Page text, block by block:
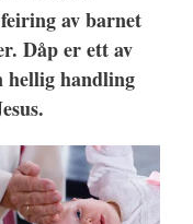
av barnet
Dåp er ett av
hellig handling